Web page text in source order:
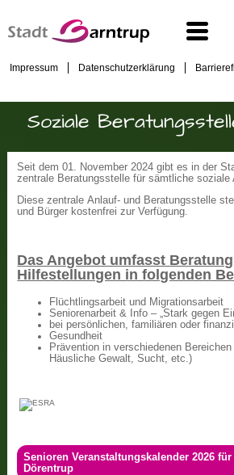
Impressum Datenschutzerklärung
Soziale
Seit dem 01. November 2024 gibt es in der
zentrale Beratungsstelle für sämtliche soziale
Diese zentrale Anlauf- und Beratungsstelle
und Bürger kostenfrei zur Verfügung.
Das Angebot umfasst
Hilfestellungen in folgenden
Flüchtlingsarbeit und Migrationsarbeit
Seniorenarbeit & Info – „Stark gegen
bei persönlichen, familiären oder
Gesundheit
Prävention in verschiedenen
Häusliche Gewalt, Sucht, etc.)
Senioren Veranstaltungskalender 2026
Dörentrup